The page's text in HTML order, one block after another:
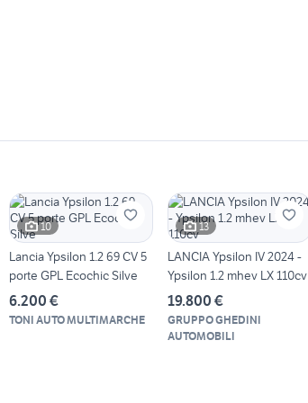
10
Lancia Ypsilon 1.2 69 CV 5
porte GPL Ecochic Silve
6.200 €
TONI AUTO MULTIMARCHE
13
LANCIA Ypsilon IV 2024 -
Ypsilon 1.2 mhev LX 110cv
19.800 €
GRUPPO GHEDINI
AUTOMOBILI